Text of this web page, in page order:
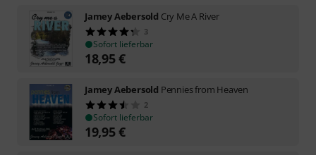
Jamey Aebersold Cry Me A River
3
Sofort lieferbar
18,95€
Jamey Aebersold Pennies from Heaven
2
Sofort lieferbar
19,95€